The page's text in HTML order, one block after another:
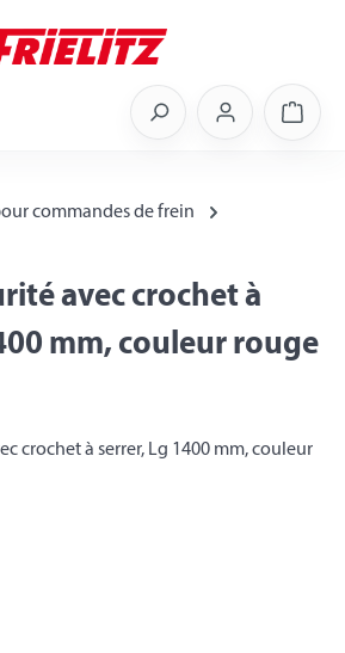
commandes de frein
avec crochet à
mm, couleur rouge